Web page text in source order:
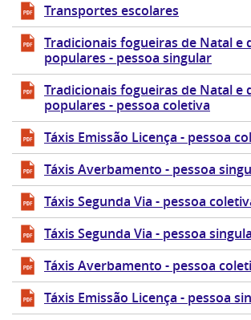
Transportes escolares
Tradicionais fogueiras de Natal e
populares - pessoa singular
Tradicionais fogueiras de Natal e
populares - pessoa coletiva
Táxis Emissão Licença - pessoa
Táxis Averbamento - pessoa
Táxis Segunda Via - pessoa
Táxis Segunda Via - pessoa
Táxis Averbamento - pessoa
Táxis Emissão Licença - pessoa